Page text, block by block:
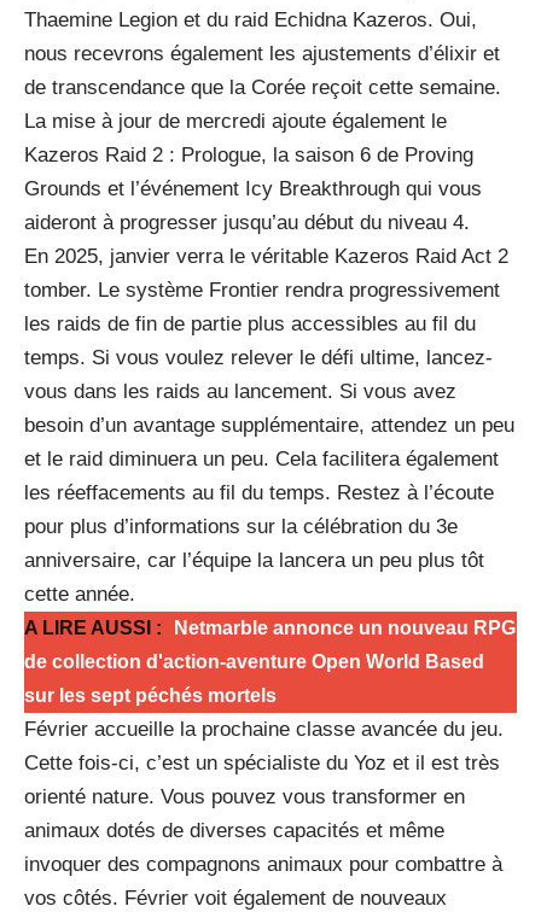
Thaemine Legion et du raid Echidna Kazeros. Oui,
nous recevrons également les ajustements d’élixir et
de transcendance que la Corée reçoit cette semaine.
La mise à jour de mercredi ajoute également le
Kazeros Raid 2 : Prologue, la saison 6 de Proving
Grounds et l’événement Icy Breakthrough qui vous
aideront à progresser jusqu’au début du niveau 4.
En 2025, janvier verra le véritable Kazeros Raid Act 2
tomber. Le système Frontier rendra progressivement
les raids de fin de partie plus accessibles au fil du
temps. Si vous voulez relever le défi ultime, lancez-
vous dans les raids au lancement. Si vous avez
besoin d’un avantage supplémentaire, attendez un peu
et le raid diminuera un peu. Cela facilitera également
les réeffacements au fil du temps. Restez à l’écoute
pour plus d’informations sur la célébration du 3e
anniversaire, car l’équipe la lancera un peu plus tôt
cette année.
A LIRE AUSSI :
Netmarble annonce un nouveau RPG
de collection d'action-aventure Open World Based
sur les sept péchés mortels
Février accueille la prochaine classe avancée du jeu.
Cette fois-ci, c’est un spécialiste du Yoz et il est très
orienté nature. Vous pouvez vous transformer en
animaux dotés de diverses capacités et même
invoquer des compagnons animaux pour combattre à
vos côtés. Février voit également de nouveaux